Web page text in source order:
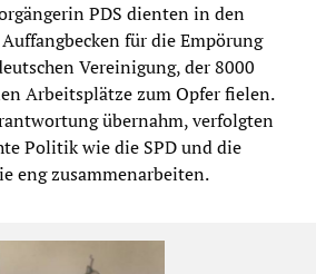
PDS dienten in den
für die Empörung
Vereinigung, der 8000
Arbeitsplätze zum Opfer fielen.
übernahm, verfolgten
Politik wie die SPD und die
eng zusammenarbeiten.